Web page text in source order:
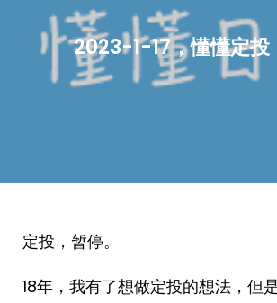
2023-1-17，懂懂定投
定投，暂停。
18年，我有了想做定投的想法，但